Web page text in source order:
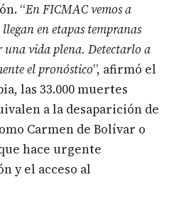
“En FICMAC vemos a
en etapas tempranas
una vida plena. Detectarlo a
el pronóstico”, afirmó el
las 33.000 muertes
a la desaparición de
Carmen de Bolívar o
hace urgente
y el acceso al